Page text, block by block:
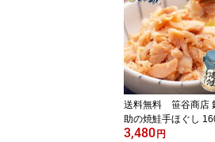
かき 北海道限定 土
お取り寄せ プレゼン
転勤 引越 進学 入学
ト 母の日 父の日 お
敬老の日 行者ニンニ
送料無料 笹谷商店
助の焼鮭手ほぐし
3本 無着色 北海道限
3,480 円